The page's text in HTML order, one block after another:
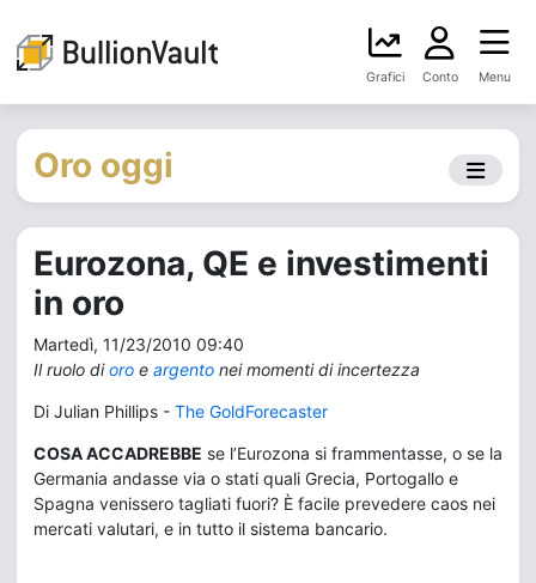
Grafici Conto Menu
Oro oggi
Eurozona, QE e investimenti
in oro
Martedì, 11/23/2010 09:40
Il ruolo dioro e argento nei momenti di incertezza
Di Julian Phillips - The GoldForecaster
COSA ACCADREBBE se l’Eurozona si frammentasse, o se la
Germania andasse via o stati quali Grecia, Portogallo e
Spagna venissero tagliati fuori? È facile prevedere caos nei
mercati valutari, e in tutto il sistema bancario.